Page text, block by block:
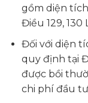
gồm diện
Điều 129, 130
Đối với diện
quy định tại
được bồi
chi phí đầu